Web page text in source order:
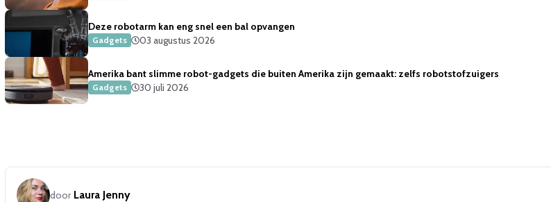
Deze robotarm kan eng snel een bal opvangen
Gadgets 03 augustus 2026
Amerika bant slimme robot-gadgets die buiten Amerika zijn gemaakt: zelfs robotstofzuigers
Gadgets 30 juli 2026
door Laura Jenny